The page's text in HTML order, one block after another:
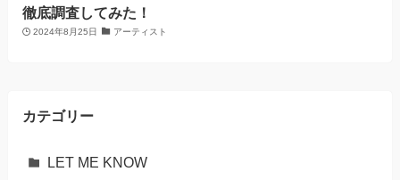
徹底調査してみた！
2024年8月25日 アーティスト
カテゴリー
LET ME KNOW